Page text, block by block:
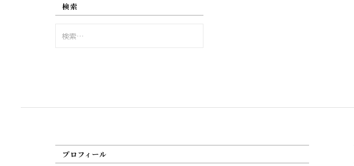
検索
索:
プロフィール